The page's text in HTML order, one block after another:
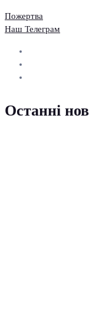
Пожертва
Наш Телеграм
Останні